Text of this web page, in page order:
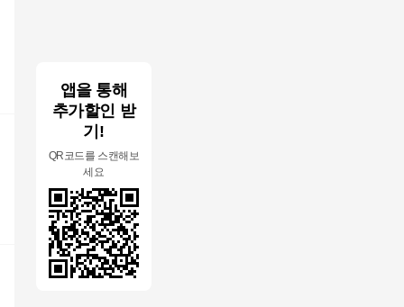
앱을 통해
추가할인 받
기!
QR코드를 스캔해보
세요